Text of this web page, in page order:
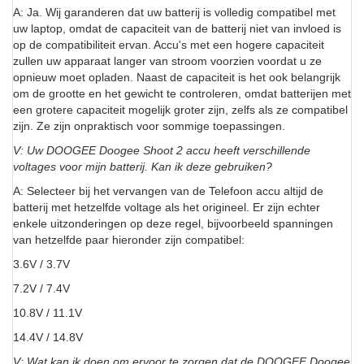
A: Ja. Wij garanderen dat uw batterij is volledig compatibel met
uw laptop, omdat de capaciteit van de batterij niet van invloed is
op de compatibiliteit ervan. Accu's met een hogere capaciteit
zullen uw apparaat langer van stroom voorzien voordat u ze
opnieuw moet opladen. Naast de capaciteit is het ook belangrijk
om de grootte en het gewicht te controleren, omdat batterijen met
een grotere capaciteit mogelijk groter zijn, zelfs als ze compatibel
zijn. Ze zijn onpraktisch voor sommige toepassingen.
V: Uw DOOGEE Doogee Shoot 2 accu heeft verschillende
voltages voor mijn batterij. Kan ik deze gebruiken?
A: Selecteer bij het vervangen van de Telefoon accu altijd de
batterij met hetzelfde voltage als het origineel. Er zijn echter
enkele uitzonderingen op deze regel, bijvoorbeeld spanningen
van hetzelfde paar hieronder zijn compatibel:
3.6V / 3.7V
7.2V / 7.4V
10.8V / 11.1V
14.4V / 14.8V